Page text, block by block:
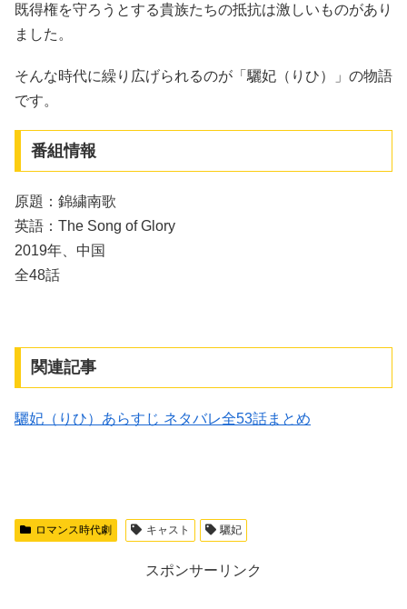
既得権を守ろうとする貴族たちの抵抗は激しいものがあり
ました。
そんな時代に繰り広げられるのが「驪妃（りひ）」の物語
です。
番組情報
原題：錦繍南歌
英語：The Song of Glory
2019年、中国
全48話
関連記事
驪妃（りひ）あらすじ ネタバレ全53話まとめ
ロマンス時代劇 キャスト 驪妃
スポンサーリンク